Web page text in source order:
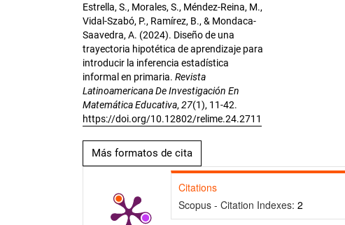
Estrella, S., Morales, S., Méndez-Reina, M.,
Vidal-Szabó, P., Ramírez, B., & Mondaca-
Saavedra, A. (2024). Diseño de una
trayectoria hipotética de aprendizaje para
introducir la inferencia estadística
informal en primaria. Revista
Latinoamericana De Investigación En
Matemática Educativa, 27(1), 11-42.
https://doi.org/10.12802/relime.24.2711
Más formatos de cita
Citations
Scopus - Citation Indexes: 2